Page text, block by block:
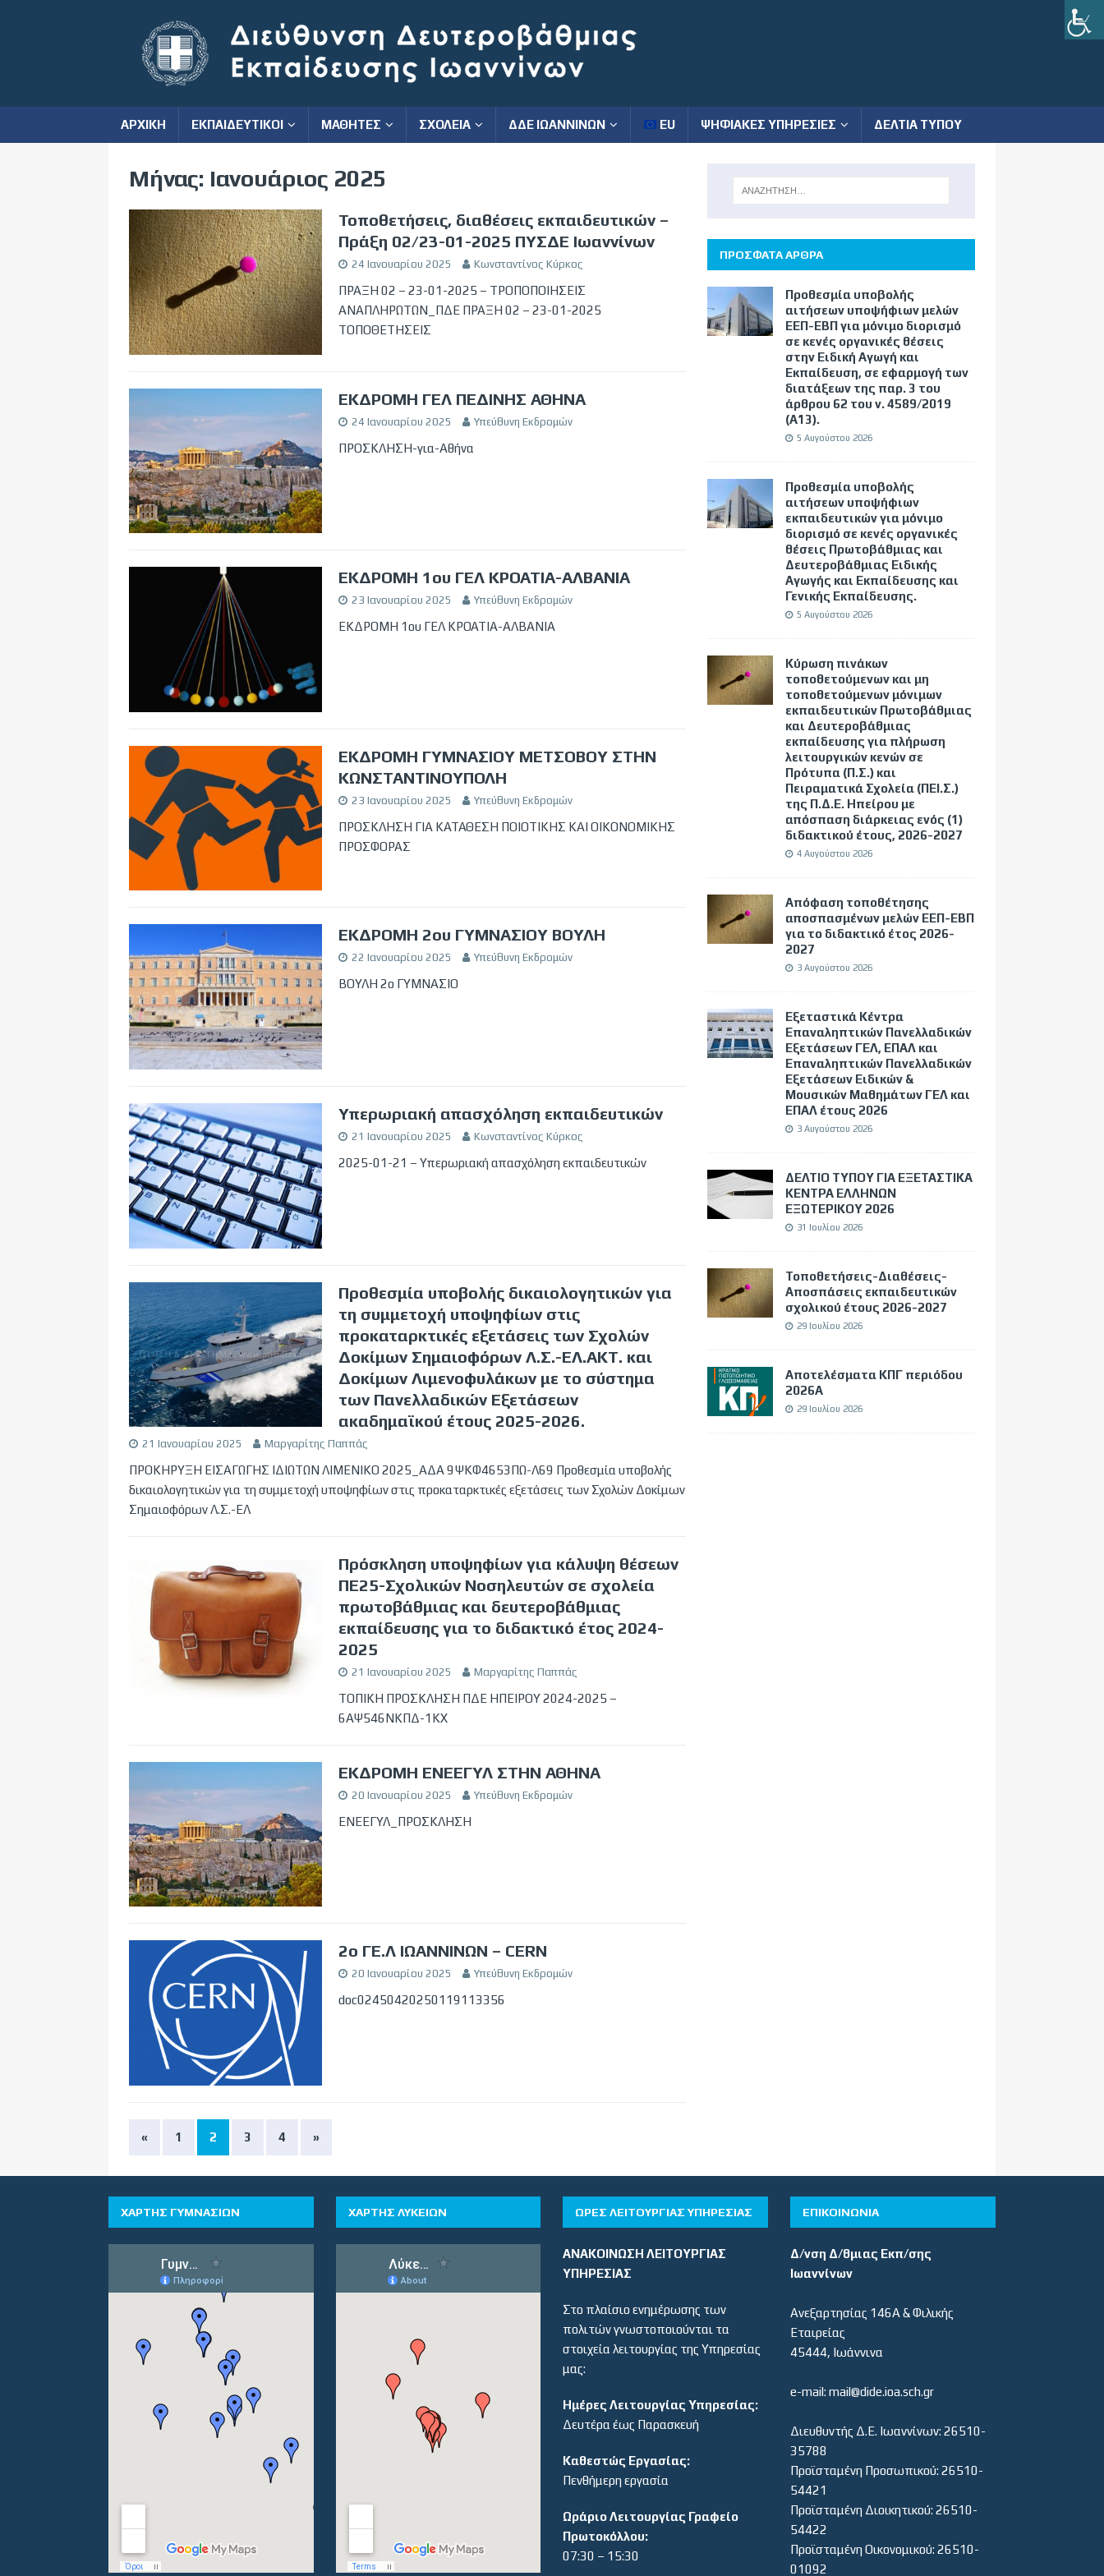
ΑΡΧΙΚΗ ΕΚΠΑΙΔΕΥΤΙΚΟΙ ΜΑΘΗΤΕΣ ΣΧΟΛΕΙΑ ΔΔΕ ΙΩΑΝΝΙΝΩΝ EU ΨΗΦΙΑΚΕΣ ΥΠΗΡΕΣΙΕΣ ΔΕΛΤΙΑ ΤΥΠΟΥ
Μήνας: Ιανουάριος 2025
Τοποθετήσεις, διαθέσεις εκπαιδευτικών –
Πράξη 02/23-01-2025 ΠΥΣΔΕ Ιωαννίνων
24 Ιανουαρίου 2025 Κωνσταντίνος Κύρκος
ΠΡΑΞΗ 02 – 23-01-2025 – ΤΡΟΠΟΠΟΙΗΣΕΙΣ
ΑΝΑΠΛΗΡΩΤΩΝ_ΠΔΕ ΠΡΑΞΗ 02 – 23-01-2025
ΤΟΠΟΘΕΤΗΣΕΙΣ
ΕΚΔΡΟΜΗ ΓΕΛ ΠΕΔΙΝΗΣ ΑΘΗΝΑ
24 Ιανουαρίου 2025 Υπεύθυνη Εκδρομών
ΠΡΟΣΚΛΗΣΗ-για-Αθήνα
ΕΚΔΡΟΜΗ 1ου ΓΕΛ ΚΡΟΑΤΙΑ-ΑΛΒΑΝΙΑ
23 Ιανουαρίου 2025 Υπεύθυνη Εκδρομών
ΕΚΔΡΟΜΗ 1ου ΓΕΛ ΚΡΟΑΤΙΑ-ΑΛΒΑΝΙΑ
ΕΚΔΡΟΜΗ ΓΥΜΝΑΣΙΟΥ ΜΕΤΣΟΒΟΥ ΣΤΗΝ
ΚΩΝΣΤΑΝΤΙΝΟΥΠΟΛΗ
23 Ιανουαρίου 2025 Υπεύθυνη Εκδρομών
ΠΡΟΣΚΛΗΣΗ ΓΙΑ ΚΑΤΑΘΕΣΗ ΠΟΙΟΤΙΚΗΣ ΚΑΙ ΟΙΚΟΝΟΜΙΚΗΣ
ΠΡΟΣΦΟΡΑΣ
ΕΚΔΡΟΜΗ 2ου ΓΥΜΝΑΣΙΟΥ ΒΟΥΛΗ
22 Ιανουαρίου 2025 Υπεύθυνη Εκδρομών
ΒΟΥΛΗ 2ο ΓΥΜΝΑΣΙΟ
Υπερωριακή απασχόληση εκπαιδευτικών
21 Ιανουαρίου 2025 Κωνσταντίνος Κύρκος
2025-01-21 – Υπερωριακή απασχόληση εκπαιδευτικών
Προθεσμία υποβολής δικαιολογητικών για
τη συμμετοχή υποψηφίων στις
προκαταρκτικές εξετάσεις των Σχολών
Δοκίμων Σημαιοφόρων Λ.Σ.-ΕΛ.ΑΚΤ. και
Δοκίμων Λιμενοφυλάκων με το σύστημα
των Πανελλαδικών Εξετάσεων
ακαδημαϊκού έτους 2025-2026.
21 Ιανουαρίου 2025 Μαργαρίτης Παππάς
ΠΡΟΚΗΡΥΞΗ ΕΙΣΑΓΩΓΗΣ ΙΔΙΩΤΩΝ ΛΙΜΕΝΙΚΟ 2025_ΑΔΑ 9ΨΚΦ4653ΠΩ-Λ69 Προθεσμία υποβολής
δικαιολογητικών για τη συμμετοχή υποψηφίων στις προκαταρκτικές εξετάσεις των Σχολών Δοκίμων
Σημαιοφόρων Λ.Σ.-ΕΛ
Πρόσκληση υποψηφίων για κάλυψη θέσεων
ΠΕ25-Σχολικών Νοσηλευτών σε σχολεία
πρωτοβάθμιας και δευτεροβάθμιας
εκπαίδευσης για το διδακτικό έτος 2024-
2025
21 Ιανουαρίου 2025 Μαργαρίτης Παππάς
ΤΟΠΙΚΗ ΠΡΟΣΚΛΗΣΗ ΠΔΕ ΗΠΕΙΡΟΥ 2024-2025 –
6ΑΨ546ΝΚΠΔ-1ΚΧ
ΕΚΔΡΟΜΗ ΕΝΕΕΓΥΛ ΣΤΗΝ ΑΘΗΝΑ
20 Ιανουαρίου 2025 Υπεύθυνη Εκδρομών
ΕΝΕΕΓΥΛ_ΠΡΟΣΚΛΗΣΗ
2ο ΓΕ.Λ ΙΩΑΝΝΙΝΩΝ – CERN
20 Ιανουαρίου 2025 Υπεύθυνη Εκδρομών
doc02450420250119113356
« 1 2 3 4 »
ΠΡΟΣΦΑΤΑ ΑΡΘΡΑ
Προθεσμία υποβολής
αιτήσεων υποψήφιων μελών
ΕΕΠ-ΕΒΠ για μόνιμο διορισμό
σε κενές οργανικές θέσεις
στην Ειδική Αγωγή και
Εκπαίδευση, σε εφαρμογή των
διατάξεων της παρ. 3 του
άρθρου 62 του ν. 4589/2019
(Α΄13).
5 Αυγούστου 2026
Προθεσμία υποβολής
αιτήσεων υποψήφιων
εκπαιδευτικών για μόνιμο
διορισμό σε κενές οργανικές
θέσεις Πρωτοβάθμιας και
Δευτεροβάθμιας Ειδικής
Αγωγής και Εκπαίδευσης και
Γενικής Εκπαίδευσης.
5 Αυγούστου 2026
Κύρωση πινάκων
τοποθετούμενων και μη
τοποθετούμενων μόνιμων
εκπαιδευτικών Πρωτοβάθμιας
και Δευτεροβάθμιας
εκπαίδευσης για πλήρωση
λειτουργικών κενών σε
Πρότυπα (Π.Σ.) και
Πειραματικά Σχολεία (ΠΕΙ.Σ.)
της Π.Δ.Ε. Ηπείρου με
απόσπαση διάρκειας ενός (1)
διδακτικού έτους, 2026-2027
4 Αυγούστου 2026
Απόφαση τοποθέτησης
αποσπασμένων μελών ΕΕΠ-ΕΒΠ
για το διδακτικό έτος 2026-
2027
3 Αυγούστου 2026
Εξεταστικά Κέντρα
Επαναληπτικών Πανελλαδικών
Εξετάσεων ΓΕΛ, ΕΠΑΛ και
Επαναληπτικών Πανελλαδικών
Εξετάσεων Ειδικών &
Μουσικών Μαθημάτων ΓΕΛ και
ΕΠΑΛ έτους 2026
3 Αυγούστου 2026
ΔΕΛΤΙΟ ΤΥΠΟΥ ΓΙΑ ΕΞΕΤΑΣΤΙΚΑ
ΚΕΝΤΡΑ ΕΛΛΗΝΩΝ
ΕΞΩΤΕΡΙΚΟΥ 2026
31 Ιουλίου 2026
Τοποθετήσεις-Διαθέσεις-
Αποσπάσεις εκπαιδευτικών
σχολικού έτους 2026-2027
29 Ιουλίου 2026
Αποτελέσματα ΚΠΓ περιόδου
2026Α
29 Ιουλίου 2026
ΧΑΡΤΗΣ ΓΥΜΝΑΣΙΩΝ ΧΑΡΤΗΣ ΛΥΚΕΙΩΝ ΏΡΕΣ ΛΕΙΤΟΥΡΓΊΑΣ ΥΠΗΡΕΣΊΑΣ
ΑΝΑΚΟΙΝΩΣΗ ΛΕΙΤΟΥΡΓΙΑΣ
ΥΠΗΡΕΣΙΑΣ
Στο πλαίσιο ενημέρωσης των
πολιτών γνωστοποιούνται τα
στοιχεία λειτουργίας της Υπηρεσίας
μας:
Ημέρες Λειτουργίας Υπηρεσίας:
Δευτέρα έως Παρασκευή
Καθεστώς Εργασίας:
Πενθήμερη εργασία
Ωράριο Λειτουργίας Γραφείο
Πρωτοκόλλου:
07:30 – 15:30
ΕΠΙΚΟΙΝΩΝΙΑ
Δ/νση Δ/θμιας Εκπ/σης
Ιωαννίνων
Ανεξαρτησίας 146Α & Φιλικής
Εταιρείας
45444, Ιωάννινα
e-mail: mail@dide.ioa.sch.gr
Διευθυντής Δ.Ε. Ιωαννίνων: 26510-
35788
Προϊσταμένη Προσωπικού: 26510-
54421
Προϊσταμένη Διοικητικού: 26510-
54422
Προϊσταμένη Οικονομικού: 26510-
01092